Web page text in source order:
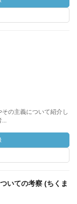
の主義について紹介し
...
いての考察 (ちくま